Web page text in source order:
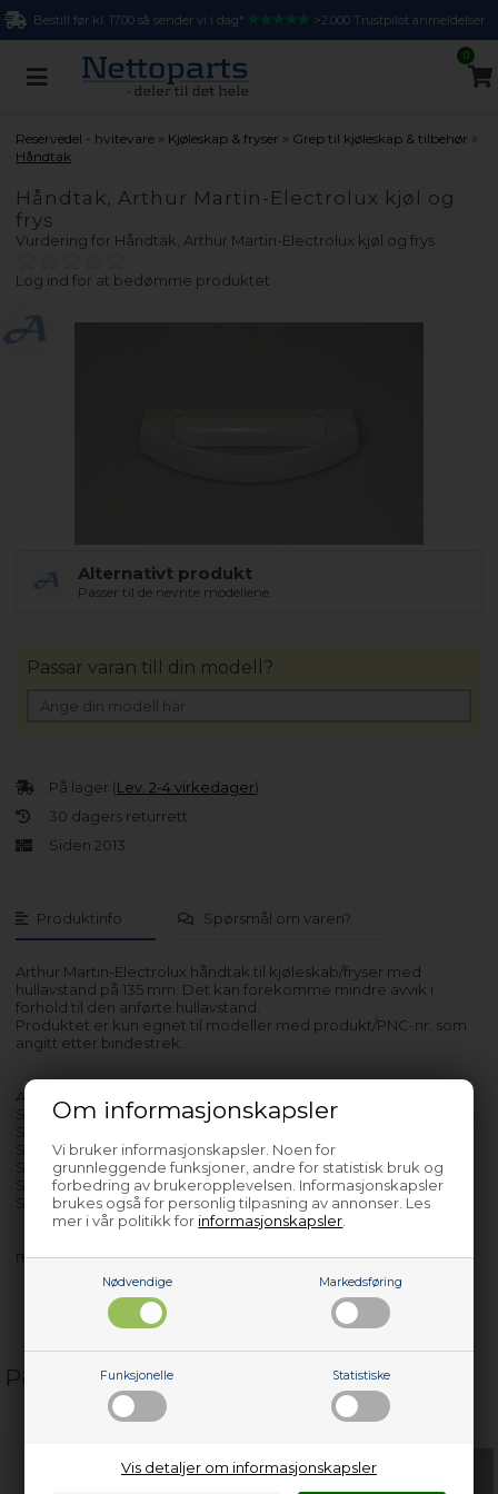
Om informasjonskapsler
Vi bruker informasjonskapsler. Noen for
grunnleggende funksjoner, andre for statistisk bruk og
forbedring av brukeropplevelsen. Informasjonskapsler
brukes også for personlig tilpasning av annonser. Les
mer i vår politikk for informasjonskapsler
Nødvendige Markedsføring
Funksjonelle Statistiske
Vis detaljer om informasjonskapsler
Bestill før kl. 17.00 så sender vi i dag* >2.000 Trustpilot anmeldelser
0
Reservedel - hvitevare » Kjøleskap & fryser » Grep til kjøleskap & tilbehør »
Håndtak
Håndtak, Arthur Martin-Electrolux kjøl og
frys
Vurdering for Håndtak, Arthur Martin-Electrolux kjøl og frys
Log ind for at bedømme produktet
Alternativt produkt
Passer til de nevnte modellene.
Produktinfo Spørsmål om varen?
Arthur Martin-Electrolux håndtak til kjøleskab/fryser med
hullavstand på 135 mm. Det kan forekomme mindre avvik i
forhold til den anførte hullavstand.
Produktet er kun egnet til modeller med produkt/PNC-nr. som
angitt etter bindestrek.
A1153GS - 922810630-00
S1443-1TK - 923423680-00
S1643-1TK - 923420680-00
S1743-4TK - 923720655-00
S2143-4DT - 925872651-00
S2442-4DT - 925590666-00
S2842-4DT - 925830654-00
med flere…
På lager (Lev. 2-4 virkedager).
30 dagers returrett
Siden 2013
Passar varan till din modell?
Populære relaterte produkter